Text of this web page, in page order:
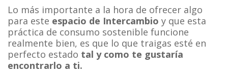
Lo más importante a la hora de ofrecer algo
para este espacio de Intercambio y que esta
práctica de consumo sostenible funcione
realmente bien, es que lo que traigas esté en
perfecto estado tal y como te gustaría
encontrarlo a ti.